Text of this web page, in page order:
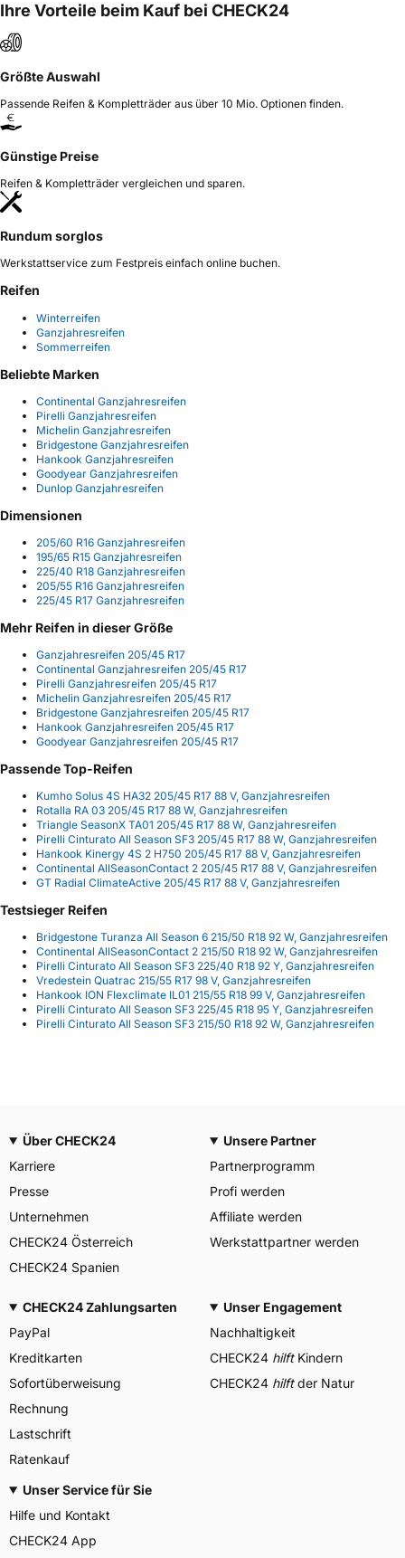
Ihre Vorteile beim Kauf bei CHECK24
Größte Auswahl
Passende Reifen & Kompletträder aus über 10 Mio. Optionen finden.
Günstige Preise
Reifen & Kompletträder vergleichen und sparen.
Rundum sorglos
Werkstattservice zum Festpreis einfach online buchen.
Reifen
Winterreifen
Ganzjahresreifen
Sommerreifen
Beliebte Marken
Continental Ganzjahresreifen
Pirelli Ganzjahresreifen
Michelin Ganzjahresreifen
Bridgestone Ganzjahresreifen
Hankook Ganzjahresreifen
Goodyear Ganzjahresreifen
Dunlop Ganzjahresreifen
Dimensionen
205/60 R16 Ganzjahresreifen
195/65 R15 Ganzjahresreifen
225/40 R18 Ganzjahresreifen
205/55 R16 Ganzjahresreifen
225/45 R17 Ganzjahresreifen
Mehr Reifen in dieser Größe
Ganzjahresreifen 205/45 R17
Continental Ganzjahresreifen 205/45 R17
Pirelli Ganzjahresreifen 205/45 R17
Michelin Ganzjahresreifen 205/45 R17
Bridgestone Ganzjahresreifen 205/45 R17
Hankook Ganzjahresreifen 205/45 R17
Goodyear Ganzjahresreifen 205/45 R17
Passende Top-Reifen
Kumho Solus 4S HA32 205/45 R17 88 V, Ganzjahresreifen
Rotalla RA 03 205/45 R17 88 W, Ganzjahresreifen
Triangle SeasonX TA01 205/45 R17 88 W, Ganzjahresreifen
Pirelli Cinturato All Season SF3 205/45 R17 88 W, Ganzjahresreifen
Hankook Kinergy 4S 2 H750 205/45 R17 88 V, Ganzjahresreifen
Continental AllSeasonContact 2 205/45 R17 88 V, Ganzjahresreifen
GT Radial ClimateActive 205/45 R17 88 V, Ganzjahresreifen
Testsieger Reifen
Bridgestone Turanza All Season 6 215/50 R18 92 W, Ganzjahresreifen
Continental AllSeasonContact 2 215/50 R18 92 W, Ganzjahresreifen
Pirelli Cinturato All Season SF3 225/40 R18 92 Y, Ganzjahresreifen
Vredestein Quatrac 215/55 R17 98 V, Ganzjahresreifen
Hankook ION Flexclimate IL01 215/55 R18 99 V, Ganzjahresreifen
Pirelli Cinturato All Season SF3 225/45 R18 95 Y, Ganzjahresreifen
Pirelli Cinturato All Season SF3 215/50 R18 92 W, Ganzjahresreifen
Über CHECK24
Karriere
Presse
Unternehmen
CHECK24 Österreich
CHECK24 Spanien
Unsere Partner
Partnerprogramm
Profi werden
Affiliate werden
Werkstattpartner werden
CHECK24 Zahlungsarten
PayPal
Kreditkarten
Sofortüberweisung
Rechnung
Lastschrift
Ratenkauf
Unser Engagement
Nachhaltigkeit
CHECK24 hilftKindern
CHECK24 hilftder Natur
Unser Service für Sie
Hilfe und Kontakt
CHECK24 App